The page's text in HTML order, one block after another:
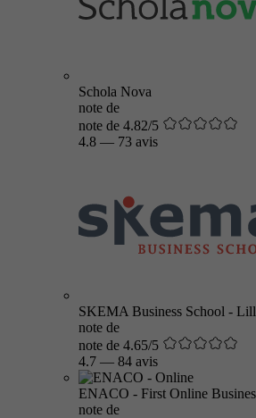
Schola Nova
note de
note de 4.82/5
4.8 — 73 avis
SKEMA Business School -
note de
note de 4.65/5
4.7 — 84 avis
ENACO - First Online
note de